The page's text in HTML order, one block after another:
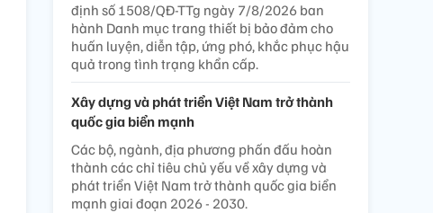
định số 1508/QĐ-TTg ngày 7/8/2026 ban
hành Danh mục trang thiết bị bảo đảm cho
huấn luyện, diễn tập, ứng phó, khắc phục hậu
quả trong tình trạng khẩn cấp.
Xây dựng và phát triển Việt Nam trở thành
quốc gia biển mạnh
Các bộ, ngành, địa phương phấn đấu hoàn
thành các chỉ tiêu chủ yếu về xây dựng và
phát triển Việt Nam trở thành quốc gia biển
mạnh giai đoạn 2026 - 2030.